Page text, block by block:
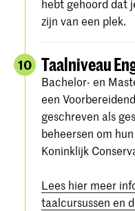
hebt gehoord dat
zijn van een plek.
10 Taalniveau
Bachelor- en
een
geschreven als
beheersen om
Koninklijk
Lees hier meer
taalcursussen en